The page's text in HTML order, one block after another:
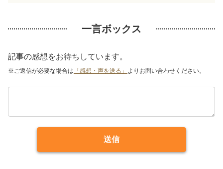
一言ボックス
記事の感想をお待ちしています。
※ご返信が必要な場合は 「感想・声を送る」 よりお問い合わせください。
送信